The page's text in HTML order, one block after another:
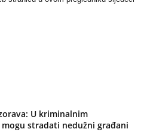
U kriminalnim
stradati nedužni građani